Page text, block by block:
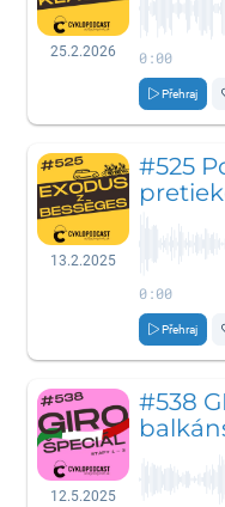
25.2.2026 0:00
Přehraj
13.2.2025
#525
0:00
Přehraj
12.5.2025
#538